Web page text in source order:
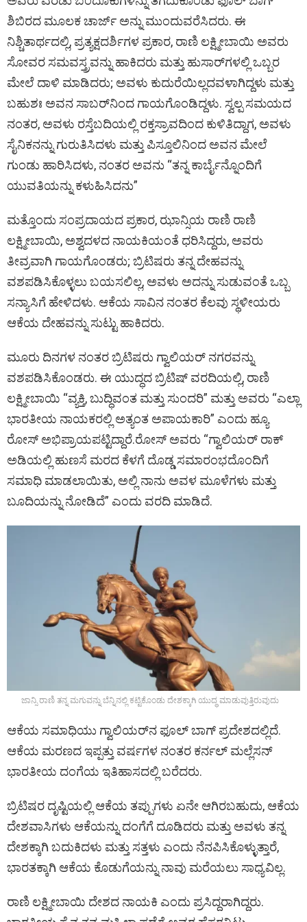
ಶಿಬಿರದ ಮೂಲಕ ಚಾರ್ಜ್ ಅನ್ನು ಮುಂದುವರೆಸಿದರು. ಈ
ನಿಶ್ಚಿತಾರ್ಥದಲ್ಲಿ, ಪ್ರತ್ಯಕ್ಷದರ್ಶಿಗಳ ಪ್ರಕಾರ, ರಾಣಿ ಲಕ್ಷ್ಮೀಬಾಯಿ ಅವರು
ಸೋವರ ಸಮವಸ್ತ್ರವನ್ನು ಹಾಕಿದರು ಮತ್ತು ಹುಸಾರ್‌ಗಳಲ್ಲಿ ಒಬ್ಬರ
ಮೇಲೆ ದಾಳಿ ಮಾಡಿದರು; ಅವಳು ಕುದುರೆಯಿಲ್ಲದವಳಾಗಿದ್ದಳು ಮತ್ತು
ಬಹುಶಃ ಅವನ ಸಾಬರ್‌ನಿಂದ ಗಾಯಗೊಂಡಿದ್ದಳು. ಸ್ವಲ್ಪ ಸಮಯದ
ನಂತರ, ಅವಳು ರಸ್ತೆಬದಿಯಲ್ಲಿ ರಕ್ತಸ್ರಾವದಿಂದ ಕುಳಿತಿದ್ದಾಗ, ಅವಳು
ಸೈನಿಕನನ್ನು ಗುರುತಿಸಿದಳು ಮತ್ತು ಪಿಸ್ತೂಲಿನಿಂದ ಅವನ ಮೇಲೆ
ಗುಂಡು ಹಾರಿಸಿದಳು, ನಂತರ ಅವನು “ತನ್ನ ಕಾರ್ಬೈನ್ನೊಂದಿಗೆ
ಯುವತಿಯನ್ನು ಕಳುಹಿಸಿದನು”
ಮತ್ತೊಂದು ಸಂಪ್ರದಾಯದ ಪ್ರಕಾರ, ಝಾನ್ಸಿಯ ರಾಣಿ ರಾಣಿ
ಲಕ್ಷ್ಮೀಬಾಯಿ, ಅಶ್ವದಳದ ನಾಯಕಿಯಂತೆ ಧರಿಸಿದ್ದರು, ಅವರು
ತೀವ್ರವಾಗಿ ಗಾಯಗೊಂಡರು; ಬ್ರಿಟಿಷರು ತನ್ನ ದೇಹವನ್ನು
ವಶಪಡಿಸಿಕೊಳ್ಳಲು ಬಯಸಲಿಲ್ಲ, ಅವಳು ಅದನ್ನು ಸುಡುವಂತೆ ಒಬ್ಬ
ಸನ್ಯಾಸಿಗೆ ಹೇಳಿದಳು. ಆಕೆಯ ಸಾವಿನ ನಂತರ ಕೆಲವು ಸ್ಥಳೀಯರು
ಆಕೆಯ ದೇಹವನ್ನು ಸುಟ್ಟು ಹಾಕಿದರು.
ಮೂರು ದಿನಗಳ ನಂತರ ಬ್ರಿಟಿಷರು ಗ್ವಾಲಿಯರ್ ನಗರವನ್ನು
ವಶಪಡಿಸಿಕೊಂಡರು. ಈ ಯುದ್ಧದ ಬ್ರಿಟಿಷ್ ವರದಿಯಲ್ಲಿ, ರಾಣಿ
ಲಕ್ಷ್ಮೀಬಾಯಿ “ವ್ಯಕ್ತಿ, ಬುದ್ಧಿವಂತ ಮತ್ತು ಸುಂದರಿ” ಮತ್ತು ಅವರು “ಎಲ್ಲಾ
ಭಾರತೀಯ ನಾಯಕರಲ್ಲಿ ಅತ್ಯಂತ ಅಪಾಯಕಾರಿ” ಎಂದು ಹ್ಯೂ
ರೋಸ್ ಅಭಿಪ್ರಾಯಪಟ್ಟಿದ್ದಾರೆ.ರೋಸ್ ಅವರು “ಗ್ವಾಲಿಯರ್ ರಾಕ್
ಅಡಿಯಲ್ಲಿ ಹುಣಸೆ ಮರದ ಕೆಳಗೆ ದೊಡ್ಡ ಸಮಾರಂಭದೊಂದಿಗೆ
ಸಮಾಧಿ ಮಾಡಲಾಯಿತು, ಅಲ್ಲಿ ನಾನು ಅವಳ ಮೂಳೆಗಳು ಮತ್ತು
ಬೂದಿಯನ್ನು ನೋಡಿದೆ” ಎಂದು ವರದಿ ಮಾಡಿದೆ.
ಜಾನ್ಸಿ ರಾಣಿ ತನ್ನ ಮಗುವನ್ನು ಬೆನ್ನಿನಲ್ಲಿ ಕಟ್ಟಿಕೊಂಡು ದೇಶಕ್ಕಾಗಿ ಯುದ್ಧ ಮಾಡುವುತ್ತಿರುವುದು
ಆಕೆಯ ಸಮಾಧಿಯು ಗ್ವಾಲಿಯರ್‌ನ ಫೂಲ್ ಬಾಗ್ ಪ್ರದೇಶದಲ್ಲಿದೆ.
ಆಕೆಯ ಮರಣದ ಇಪ್ಪತ್ತು ವರ್ಷಗಳ ನಂತರ ಕರ್ನಲ್ ಮಲ್ಲೆಸನ್
ಭಾರತೀಯ ದಂಗೆಯ ಇತಿಹಾಸದಲ್ಲಿ ಬರೆದರು.
ಬ್ರಿಟಿಷರ ದೃಷ್ಟಿಯಲ್ಲಿ ಆಕೆಯ ತಪ್ಪುಗಳು ಏನೇ ಆಗಿರಬಹುದು, ಆಕೆಯ
ದೇಶವಾಸಿಗಳು ಆಕೆಯನ್ನು ದಂಗೆಗೆ ದೂಡಿದರು ಮತ್ತು ಅವಳು ತನ್ನ
ದೇಶಕ್ಕಾಗಿ ಬದುಕಿದಳು ಮತ್ತು ಸತ್ತಳು ಎಂದು ನೆನಪಿಸಿಕೊಳ್ಳುತ್ತಾರೆ,
ಭಾರತಕ್ಕಾಗಿ ಆಕೆಯ ಕೊಡುಗೆಯನ್ನು ನಾವು ಮರೆಯಲು ಸಾಧ್ಯವಿಲ್ಲ.
ರಾಣಿ ಲಕ್ಷ್ಮೀಬಾಯಿ ದೇಶದ ನಾಯಕಿ ಎಂದು ಪ್ರಸಿದ್ದರಾಗಿದ್ದರು.